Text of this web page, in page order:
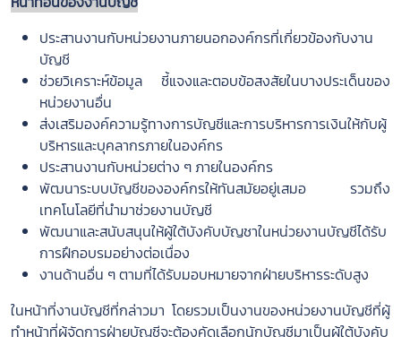
ประสานงานกับหน่วยงานภายนอกองค์กรที่เกี่ยวข้องกับงาน
บัญชี
ช่วยวิเคราะห์ข้อมูล ชี้แจงและตอบข้อสงสัยในบางประเด็นของ
หน่วยงานอื่น
ส่งเสริมองค์ความรู้ทางการบัญชีและการบริหารการเงินให้กับผู้
บริหารและบุคลากรภายในองค์กร
ประสานงานกับหน่วยต่าง ๆ ภายในองค์กร
พัฒนาระบบบัญชีขององค์กรให้ทันสมัยอยู่เสมอ รวมถึง
เทคโนโลยีที่นำมาช่วยงานบัญชี
พัฒนาและสนับสนุนให้ผู้ใต้บังคับบัญชาในหน่วยงานบัญชีได้รับ
การฝึกอบรมอย่างต่อเนื่อง
งานด้านอื่น ๆ ตามที่ได้รับมอบหมายจากฝ่ายบริหารระดับสูง
ในหน้าที่งานบัญชีที่กล่าวมา โดยรวมเป็นงานของหน่วยงานบัญชีที่ผู้
ทำหน้าที่ผู้จัดการฝ่ายบัญชีจะต้องคัดเลือกนักบัญชีมาเป็นผู้ใต้บังคับ